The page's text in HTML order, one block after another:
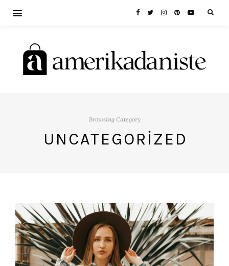
Browsing Category
UNCATEGORIZED